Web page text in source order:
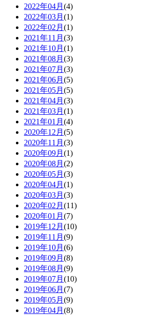
2022年04月 (4)
2022年03月 (1)
2022年02月 (1)
2021年11月 (3)
2021年10月 (1)
2021年08月 (3)
2021年07月 (3)
2021年06月 (5)
2021年05月 (5)
2021年04月 (3)
2021年03月 (1)
2021年01月 (4)
2020年12月 (5)
2020年11月 (3)
2020年09月 (1)
2020年08月 (2)
2020年05月 (3)
2020年04月 (1)
2020年03月 (3)
2020年02月 (11)
2020年01月 (7)
2019年12月 (10)
2019年11月 (9)
2019年10月 (6)
2019年09月 (8)
2019年08月 (9)
2019年07月 (10)
2019年06月 (7)
2019年05月 (9)
2019年04月 (8)